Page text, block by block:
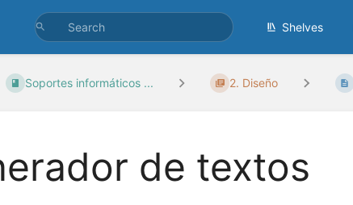
Shelves
Soportes informáticos ... 2. Diseño
de textos